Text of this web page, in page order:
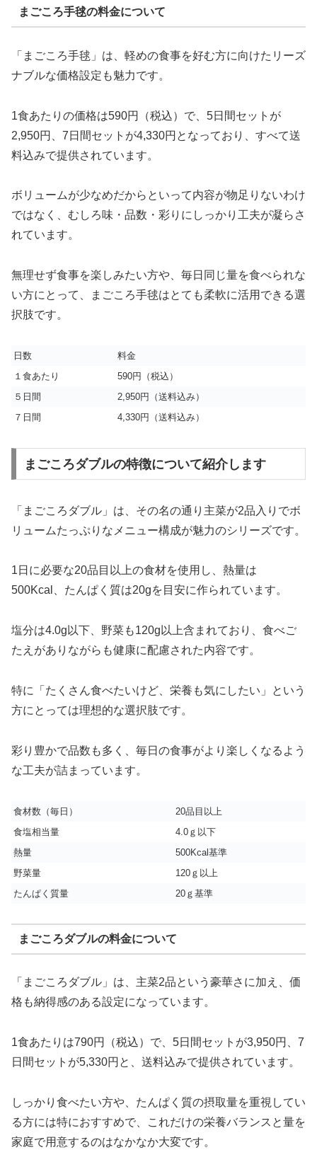
まごころ手毬の料金について
「まごころ手毬」は、軽めの食事を好む方に向けたリーズ
ナブルな価格設定も魅力です。
1食あたりの価格は590円（税込）で、5日間セットが
2,950円、7日間セットが4,330円となっており、すべて送
料込みで提供されています。
ボリュームが少なめだからといって内容が物足りないわけ
ではなく、むしろ味・品数・彩りにしっかり工夫が凝らさ
れています。
無理せず食事を楽しみたい方や、毎日同じ量を食べられな
い方にとって、まごころ手毬はとても柔軟に活用できる選
択肢です。
日数
料金
１食あたり
590円（税込）
５日間
2,950円（送料込み）
７日間
4,330円（送料込み）
まごころダブルの特徴について紹介します
「まごころダブル」は、その名の通り主菜が2品入りでボ
リュームたっぷりなメニュー構成が魅力のシリーズです。
1日に必要な20品目以上の食材を使用し、熱量は
500Kcal、たんぱく質は20gを目安に作られています。
塩分は4.0g以下、野菜も120g以上含まれており、食べご
たえがありながらも健康に配慮された内容です。
特に「たくさん食べたいけど、栄養も気にしたい」という
方にとっては理想的な選択肢です。
彩り豊かで品数も多く、毎日の食事がより楽しくなるよう
な工夫が詰まっています。
食材数（毎日）
20品目以上
食塩相当量
4.0ｇ以下
熱量
500Kcal基準
野菜量
120ｇ以上
たんぱく質量
20ｇ基準
まごころダブルの料金について
「まごころダブル」は、主菜2品という豪華さに加え、価
格も納得感のある設定になっています。
1食あたりは790円（税込）で、5日間セットが3,950円、7
日間セットが5,330円と、送料込みで提供されています。
しっかり食べたい方や、たんぱく質の摂取量を重視してい
る方には特におすすめで、これだけの栄養バランスと量を
家庭で用意するのはなかなか大変です。